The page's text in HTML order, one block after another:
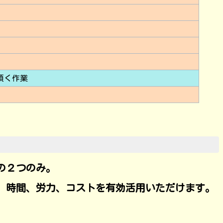
く作業
つのみ。
時間、労力、コストを有効活用いただけます。